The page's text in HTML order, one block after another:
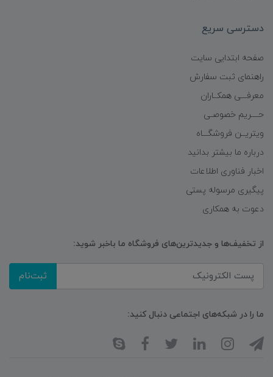
دسترسی سریع
صفحه ابتدایی سایت
راهنمای ثبت سفارش
معرفـــی همکــاران
حــــریم خصوصـی
ویتریــن فروشگـــاه
درباره ما بیشتر بدانید
اخبار فناوری اطلاعات
پیگیری مرسوله پستی
دعوت به همکاری
از تخفیف‌ها و جدیدترین‌های فروشگاه ما باخبر شوید:
ثبت‌نام
ما را در شبکه‌های اجتماعی دنبال کنید: